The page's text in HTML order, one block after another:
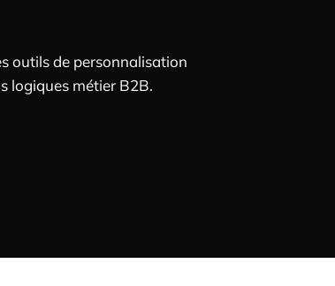
outils de personnalisation
logiques métier B2B.